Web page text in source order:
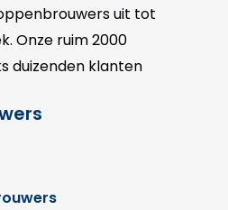
uit tot
Onze ruim 2000
duizenden klanten